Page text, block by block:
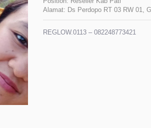
Alamat: Ds Perdopo RT 03 RW 01,
REGLOW.0113 – 082248773421